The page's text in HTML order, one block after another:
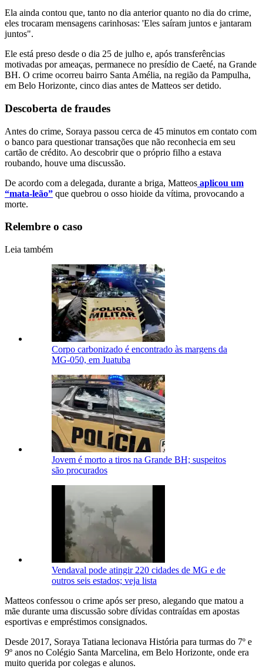
Ela ainda contou que, tanto no dia anterior quanto no dia do crime,
eles trocaram mensagens carinhosas: 'Eles saíram juntos e jantaram
juntos".
Ele está preso desde o dia 25 de julho e, após transferências
motivadas por ameaças, permanece no presídio de Caeté, na Grande
BH. O crime ocorreu bairro Santa Amélia, na região da Pampulha,
em Belo Horizonte, cinco dias antes de Matteos ser detido.
Descoberta de fraudes
Antes do crime, Soraya passou cerca de 45 minutos em contato com
o banco para questionar transações que não reconhecia em seu
cartão de crédito. Ao descobrir que o próprio filho a estava
roubando, houve uma discussão.
De acordo com a delegada, durante a briga, Matteos aplicou um
“mata-leão” que quebrou o osso hioide da vítima, provocando a
morte.
Relembre o caso
Leia também
Corpo carbonizado é encontrado às margens da
MG-050, em Juatuba
Jovem é morto a tiros na Grande BH; suspeitos
são procurados
Vendaval pode atingir 220 cidades de MG e de
outros seis estados; veja lista
Matteos confessou o crime após ser preso, alegando que matou a
mãe durante uma discussão sobre dívidas contraídas em apostas
esportivas e empréstimos consignados.
Desde 2017, Soraya Tatiana lecionava História para turmas do 7º e
9º anos no Colégio Santa Marcelina, em Belo Horizonte, onde era
muito querida por colegas e alunos.